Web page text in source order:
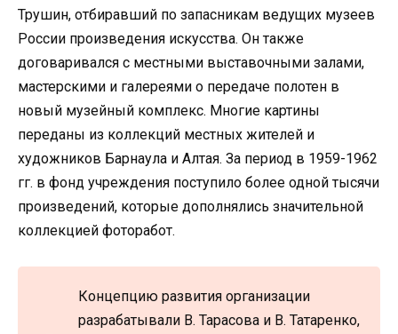
Трушин, отбиравший по запасникам ведущих музеев
России произведения искусства. Он также
договаривался с местными выставочными залами,
мастерскими и галереями о передаче полотен в
новый музейный комплекс. Многие картины
переданы из коллекций местных жителей и
художников Барнаула и Алтая. За период в 1959-1962
гг. в фонд учреждения поступило более одной тысячи
произведений, которые дополнялись значительной
коллекцией фоторабот.
Концепцию развития организации
разрабатывали В. Тарасова и В. Татаренко,